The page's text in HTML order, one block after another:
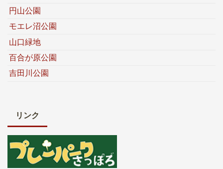
円山公園
モエレ沼公園
山口緑地
百合が原公園
吉田川公園
リンク